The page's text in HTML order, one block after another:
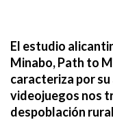
El estudio
Minabo, Path to
caracteriza por
videojuegos nos
despoblación